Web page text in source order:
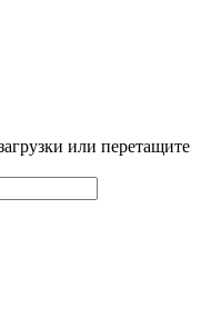
или перетащите